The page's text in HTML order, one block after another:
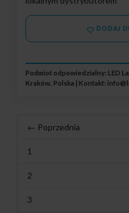
DODAJ
Podmiot odpowiedzialny: LED
Kraków, Polska | Kontakt:
← Poprzednia
1
2
3